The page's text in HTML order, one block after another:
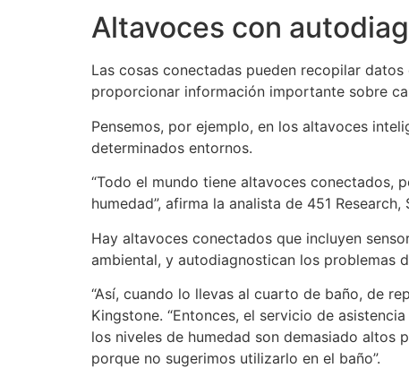
Altavoces con
Las cosas conectadas pueden recopilar
proporcionar información importante sobre
Pensemos, por ejemplo, en los altavoces
determinados entornos.
“Todo el mundo tiene altavoces conectados,
humedad”, afirma la analista de 451 Research,
Hay altavoces conectados que incluyen
ambiental, y autodiagnostican los problemas
“Así, cuando lo llevas al cuarto de baño, de
Kingstone. “Entonces, el servicio de
los niveles de humedad son demasiado altos
porque no sugerimos utilizarlo en el baño”.